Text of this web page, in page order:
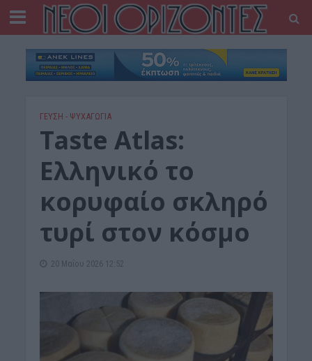
ΓΕΎΣΗ - ΨΥΧΑΓΩΓΊΑ
Taste Atlas:
Ελληνικό το
κορυφαίο σκληρό
τυρί στον κόσμο
20 Μαΐου 2026 12:52